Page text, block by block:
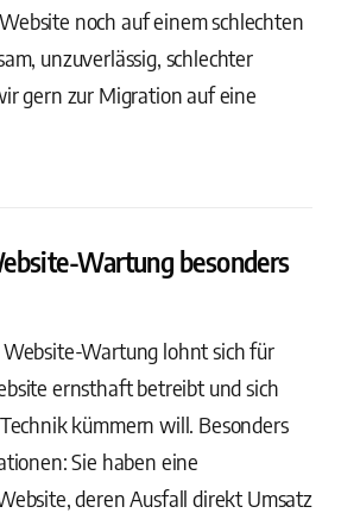
noch auf einem schlechten
unzuverlässig, schlechter
gern zur Migration auf eine
Wartung besonders
Wartung lohnt sich für
ernsthaft betreibt und sich
kümmern will. Besonders
Sie haben eine
deren Ausfall direkt Umsatz